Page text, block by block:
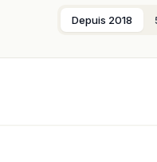
Depuis 2018